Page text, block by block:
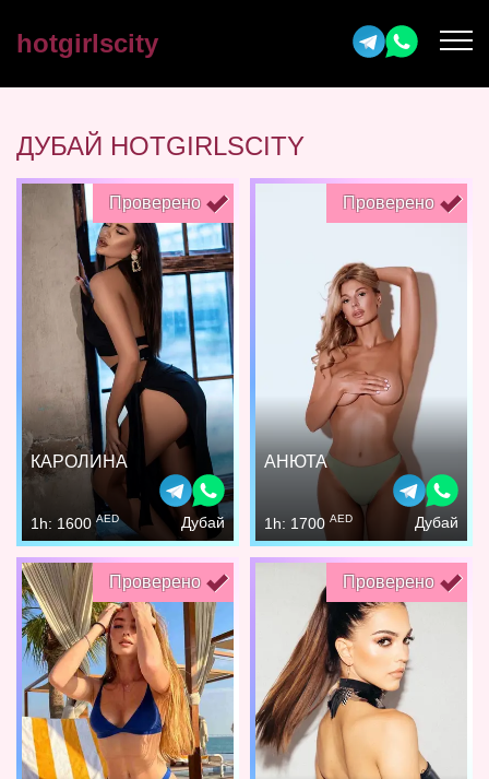
hotgirlscity
ДУБАЙ HOTGIRLSCITY
Проверено
КАРОЛИНА
1h: 1600 AED Дубай
Проверено
АНЮТА
1h: 1700 AED Дубай
Проверено Проверено